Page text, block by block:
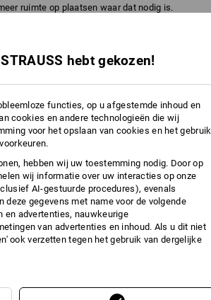
ruimte op plaatsen waar dat nodig is.
hebt gekozen!
functies, op u afgestemde inhoud en
cookies en andere technologieën die wij
voor het opslaan van cookies en het gebruik
hebben wij uw toestemming nodig. Door op
wij informatie over uw interacties op onze
AI-gestuurde procedures), evenals
gegevens met name voor de volgende
en advertenties, nauwkeurige
van advertenties en inhoud. Als u dit niet
ook verzetten tegen het gebruik van dergelijke